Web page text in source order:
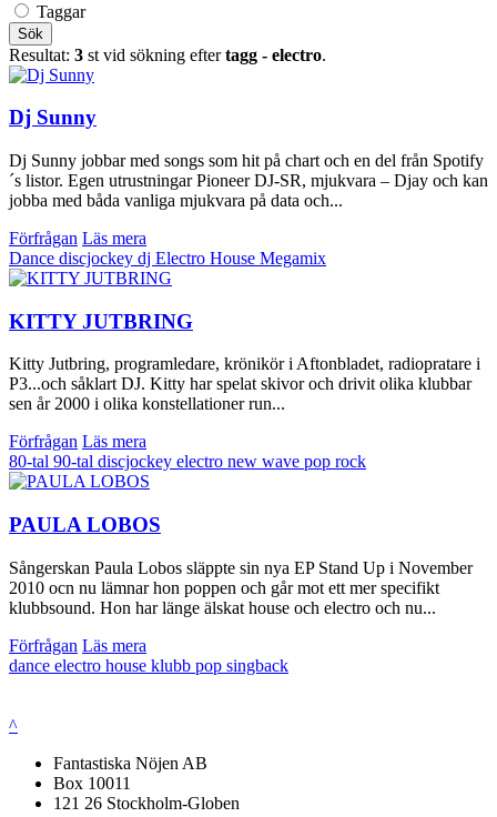
Taggar
Sök
Resultat: 3 st vid sökning eftertagg - electro.
Dj Sunny
Dj Sunny jobbar med songs som hit på chart och en del från Spotify
´s listor. Egen utrustningar Pioneer DJ-SR, mjukvara – Djay och kan
jobba med båda vanliga mjukvara på data och...
Förfrågan Läs mera
Dance discjockey dj Electro House Megamix
KITTY JUTBRING
Kitty Jutbring, programledare, krönikör i Aftonbladet, radiopratare i
P3...och såklart DJ. Kitty har spelat skivor och drivit olika klubbar
sen år 2000 i olika konstellationer run...
Förfrågan Läs mera
80-tal 90-tal discjockey electro new wave pop rock
PAULA LOBOS
Sångerskan Paula Lobos släppte sin nya EP Stand Up i November
2010 ocn nu lämnar hon poppen och går mot ett mer specifikt
klubbsound. Hon har länge älskat house och electro och nu...
Förfrågan Läs mera
dance electro house klubb pop singback
^
Fantastiska Nöjen AB
Box 10011
121 26 Stockholm-Globen